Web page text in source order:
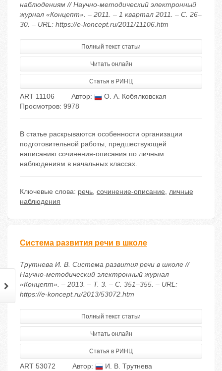
наблюдениям // Научно-методический электронный
журнал «Концепт». – 2011. – 1 квартал 2011. – С. 26–
30. – URL: https://e-koncept.ru/2011/11106.htm
Полный текст статьи
Читать онлайн
Статья в РИНЦ
ART 11106 Автор:
О. А. Кобялковская
Просмотров: 9978
В статье раскрываются особенности организации
подготовительной работы, предшествующей
написанию сочинения-описания по личным
наблюдениям в начальных классах.
Ключевые слова: речь, сочинение-описание, личные
наблюдения
Система развития речи в школе
Трутнева И. В. Система развития речи в школе //
Научно-методический электронный журнал
«Концепт». – 2013. – Т. 3. – С. 351–355. – URL:
https://e-koncept.ru/2013/53072.htm
Полный текст статьи
Читать онлайн
Статья в РИНЦ
ART 53072 Автор:
И. В. Трутнева